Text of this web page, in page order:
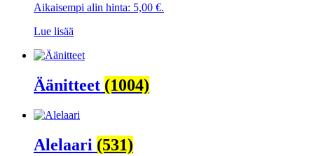
Aikaisempi alin hinta: 5,00 €.
Lue lisää
Äänitteet (1004)
Alelaari (531)